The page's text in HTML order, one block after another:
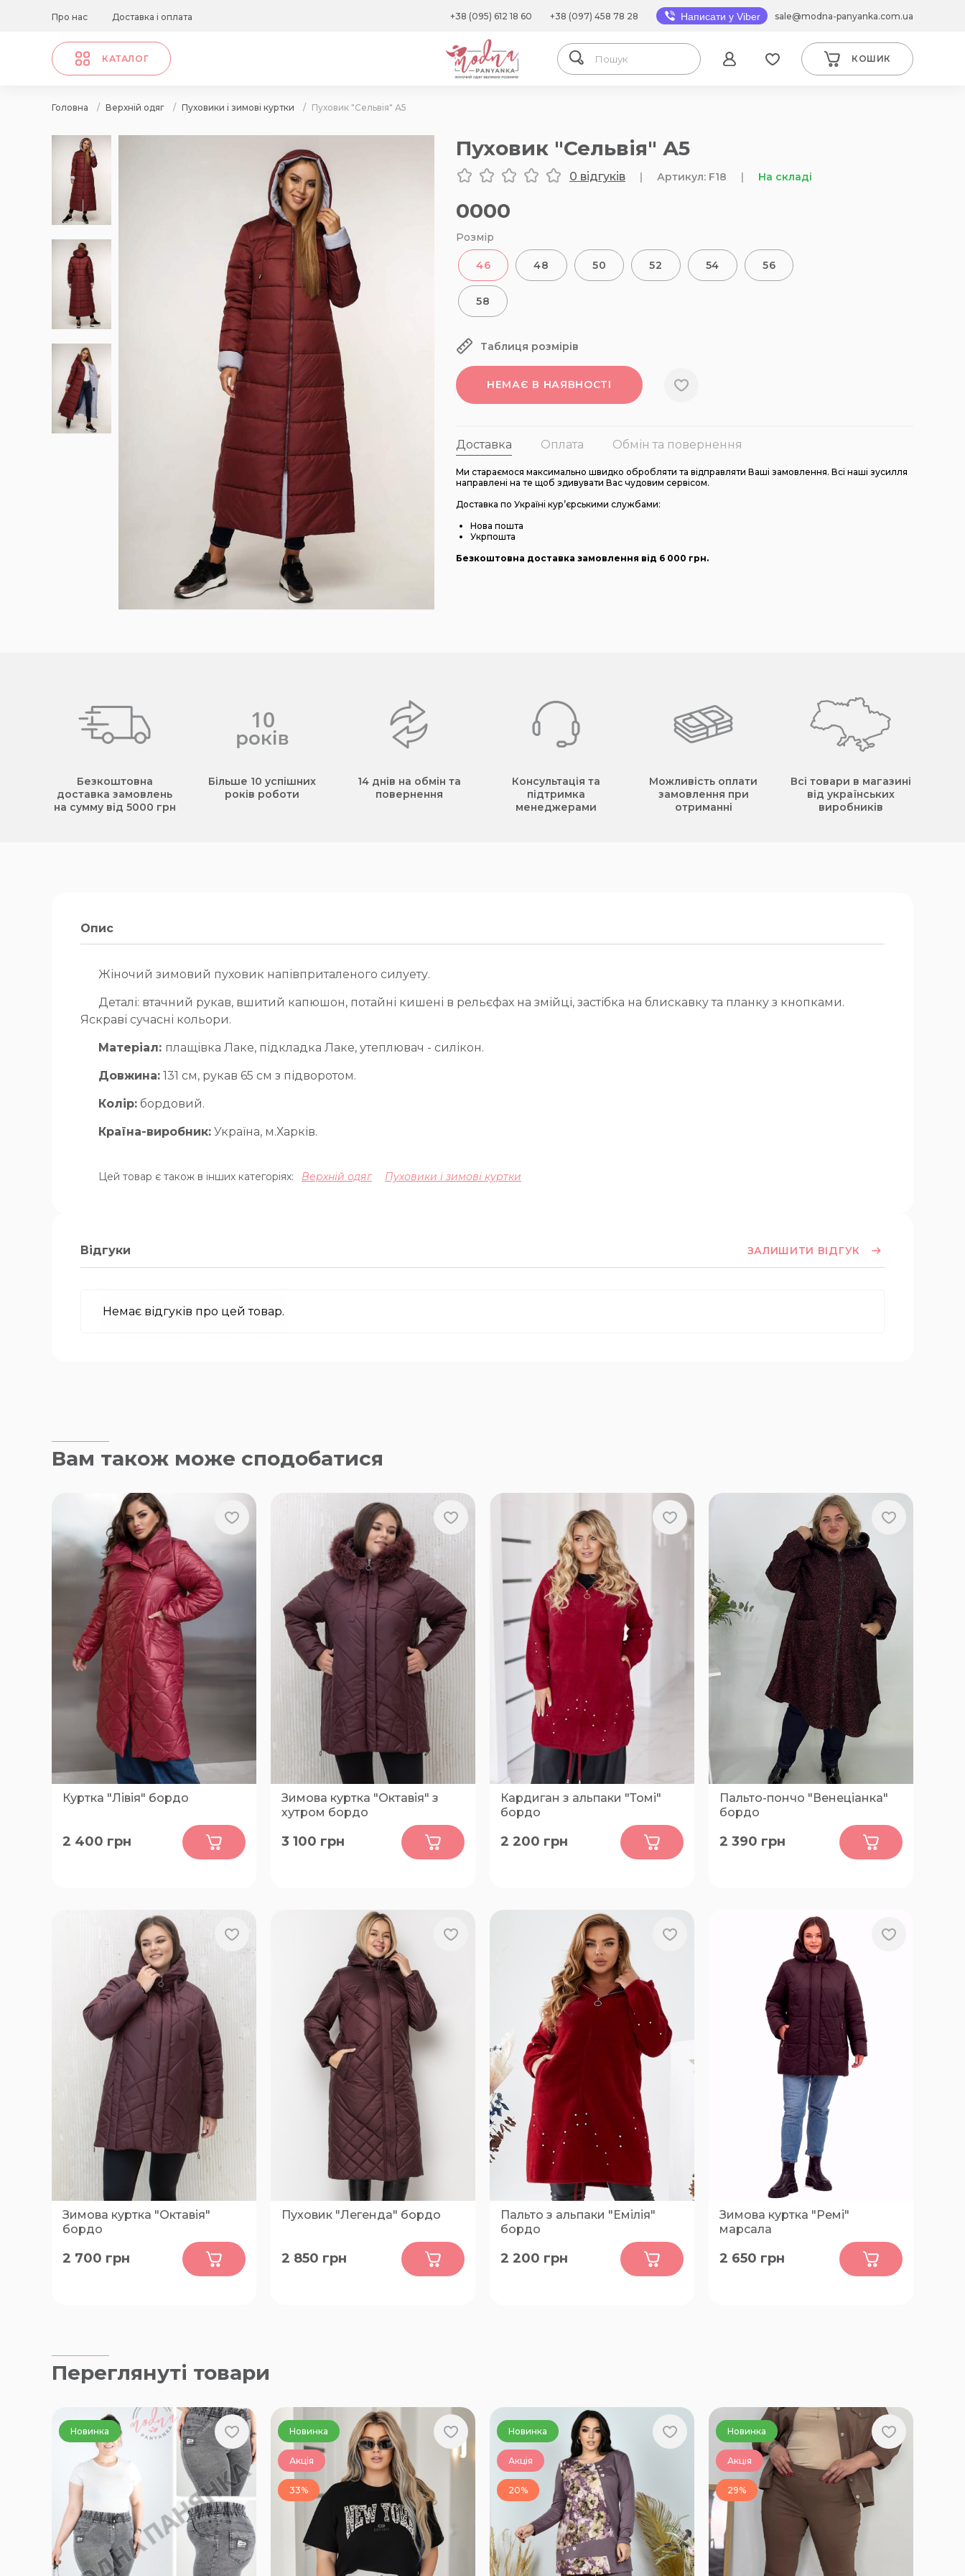
Про нас Доставка і оплата +38 (095) 612 18 60 +38 (097) 458 78 28 Написати у Viber sale@modna-panyanka.com.ua
КАТАЛОГ КОШИК
Головна / Верхній одяг / Пуховики і зимові куртки / Пуховик "Сельвія" А5
Пуховик "Сельвія" А5
0 відгуків | Артикул: F18 | На складі
0000
Розмір
46 48 50 52 54 56
58
Таблиця розмірів
НЕМАЄ В НАЯВНОСТІ
Доставка Оплата Обмін та повернення
Ми стараємося максимально швидко обробляти та відправляти Ваші замовлення. Всі наші зусилля
направлені на те щоб здивувати Вас чудовим сервісом.
Доставка по Україні кур’єрськими службами:
Нова пошта
Укрпошта
Безкоштовна доставка замовлення від 6 000 грн.
Безкоштовна
доставка замовлень
на сумму від 5000 грн
Більше 10 успішних
років роботи
14 днів на обмін та
повернення
Консультація та
підтримка
менеджерами
Можливість оплати
замовлення при
отриманні
Всі товари в магазині
від українських
виробників
Опис
Жіночий зимовий пуховик напівприталеного силуету.
Деталі: втачний рукав, вшитий капюшон, потайні кишені в рельєфах на змійці, застібка на блискавку та планку з кнопками.
Яскраві сучасні кольори.
Матеріал: плащівка Лаке, підкладка Лаке, утеплювач - силікон.
Довжина: 131 см, рукав 65 см з підворотом.
Колір: бордовий.
Країна-виробник: Україна, м.Харків.
Цей товар є також в інших категоріях: Верхній одяг Пуховики і зимові куртки
Відгуки ЗАЛИШИТИ ВІДГУК
Немає відгуків про цей товар.
Вам також може сподобатися
Куртка "Лівія" бордо
48-50, 52-54, 56-58, 60-62, 64-66,
2 400 грн
Зимова куртка "Октавія" з
хутром бордо
3 100 грн
Кардиган з альпаки "Томі"
бордо
2 200 грн
Пальто-пончо "Венеціанка"
бордо
2 390 грн
Зимова куртка "Октавія"
бордо
2 700 грн
Пуховик "Легенда" бордо
52, 54, 56, 58, 60, 62, 64, 66
2 850 грн
Пальто з альпаки "Емілія"
бордо
2 200 грн
Зимова куртка "Ремі"
марсала
2 650 грн
Переглянуті товари
Новинка Новинка
Акція
33%
Новинка
Акція
20%
Новинка
Акція
29%